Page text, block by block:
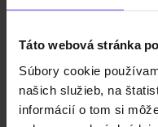
Táto webová stránka
Súbory cookie
našich služieb, na
informácií o tom si
Popis produktu
Detaily